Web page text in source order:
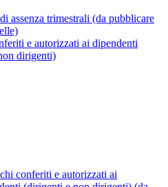
assenza trimestrali (da pubblicare
e autorizzati ai dipendenti
dirigenti)
conferiti e autorizzati ai